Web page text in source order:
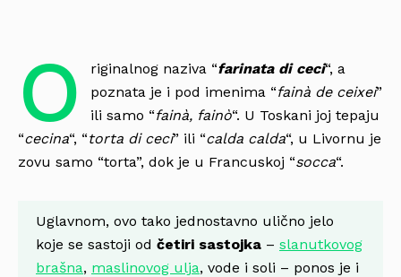
O riginalnog naziva “farinata di ceci“, a
poznata je i pod imenima “fainà de ceixei”
ili samo “fainà, fainò“. U Toskani joj tepaju
“cecina“, “torta di ceci” ili “calda calda“, u Livornu je
zovu samo “torta”, dok je u Francuskoj “socca“.
Uglavnom, ovo tako jednostavno ulično jelo
koje se sastoji od četiri sastojka – slanutkovog
brašna, maslinovog ulja, vode i soli – ponos je i